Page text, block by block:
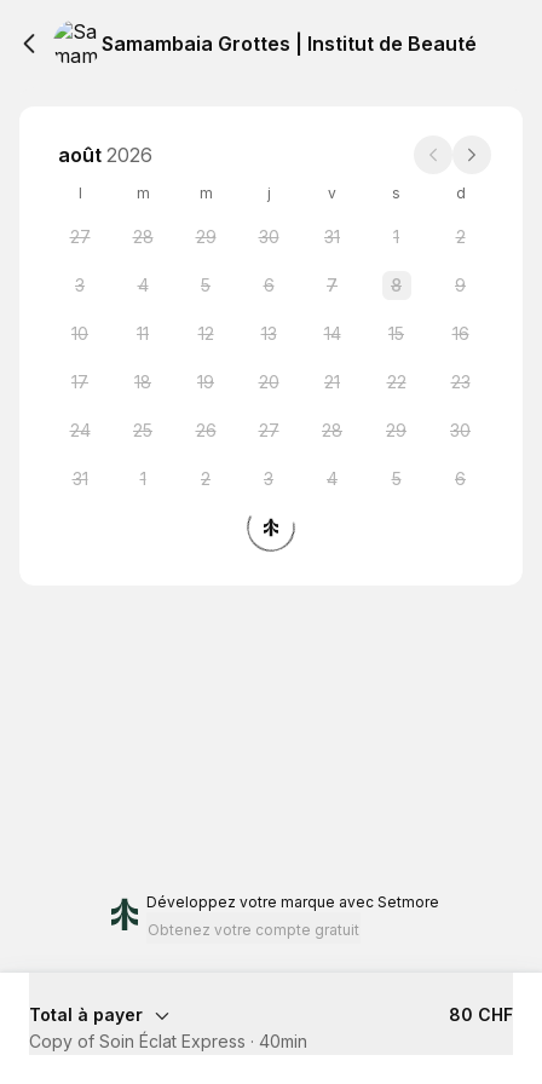
Samambaia Grottes | Institut de Beauté
août 2026
l m m j v s d
27 28 29 30 31 1 2
3 4 5 6 7 8 9
10 11 12 13 14 15 16
17 18 19 20 21 22 23
24 25 26 27 28 29 30
31 1 2 3 4 5 6
Développez votre marque avec Setmore
Obtenez votre compte gratuit
Total à payer
80 CHF
Copy of Soin Éclat Express · 40min